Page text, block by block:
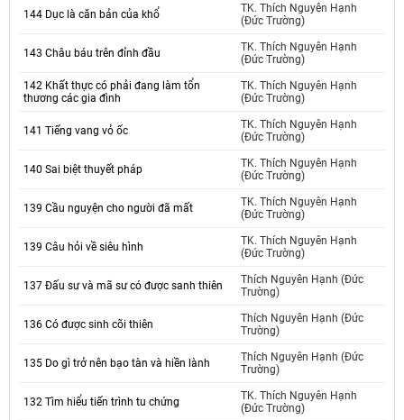
144 Dục là căn bản của khổ
TK. Thích Nguyên Hạnh
(Đức Trường)
143 Châu báu trên đỉnh đầu
TK. Thích Nguyên Hạnh
(Đức Trường)
142 Khất thực có phải đang làm tổn
thương các gia đình
TK. Thích Nguyên Hạnh
(Đức Trường)
141 Tiếng vang vỏ ốc
TK. Thích Nguyên Hạnh
(Đức Trường)
140 Sai biệt thuyết pháp
TK. Thích Nguyên Hạnh
(Đức Trường)
139 Cầu nguyện cho người đã mất
TK. Thích Nguyên Hạnh
(Đức Trường)
139 Câu hỏi về siêu hình
TK. Thích Nguyên Hạnh
(Đức Trường)
137 Đấu sư và mã sư có được sanh thiên
Thích Nguyên Hạnh (Đức
Trường)
136 Có được sinh cõi thiên
Thích Nguyên Hạnh (Đức
Trường)
135 Do gì trở nên bạo tàn và hiền lành
Thích Nguyên Hạnh (Đức
Trường)
132 Tìm hiểu tiến trình tu chứng
TK. Thích Nguyên Hạnh
(Đức Trường)